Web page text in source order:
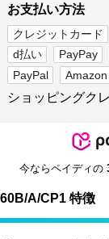
お支払い方法
クレジットカード
d払い
PayPay
PayPal
ショッピングク
今ならペイディの
A/CP1 特徴